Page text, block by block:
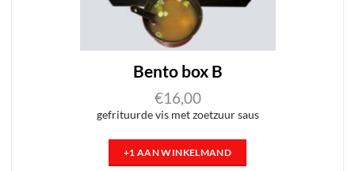
Bento box B
€16,00
gefrituurde vis met zoetzuur saus
+1 AAN WINKELMAND